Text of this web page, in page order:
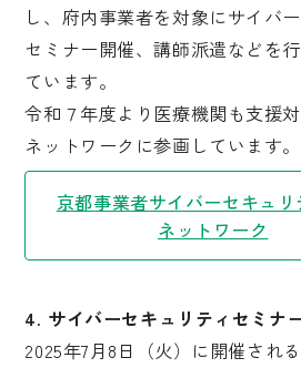
し、府内事業者を対象にサイバ
セミナー開催、講師派遣などを
ています。
令和７年度より医療機関も支援
ネットワークに参画しています。
京都事業者サイバーセキュ
ネットワーク
4. サイバーセキュリティセミナ
2025年7月8日（火）に開催され